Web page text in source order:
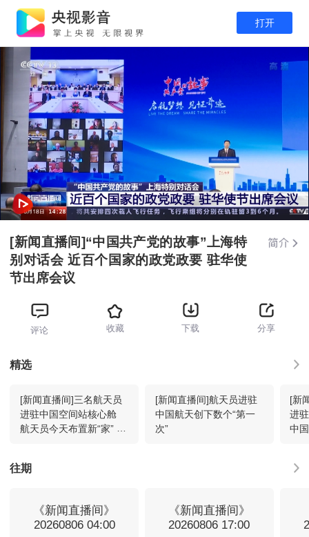
打开
[新闻直播间]“中国共产党的故事”上海特
别对话会 近百个国家的政党政要 驻华使
节出席会议
评论 收藏 下载 分享
精选
[新闻直播间]三名航天员
进驻中国空间站核心舱
航天员今天布置新“家” 安
[新闻直播间]航天员进驻
中国航天创下数个“第一
次”
[新
进
中
往期
《新闻直播间》
20260806 04:00
《新闻直播间》
20260806 17:00
11:39
12:00 东方时空
国际时讯